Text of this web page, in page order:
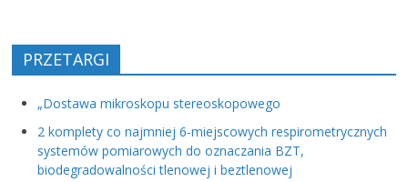
PRZETARGI
„Dostawa mikroskopu stereoskopowego
2 komplety co najmniej 6-miejscowych respirometrycznych
systemów pomiarowych do oznaczania BZT,
biodegradowalności tlenowej i beztlenowej